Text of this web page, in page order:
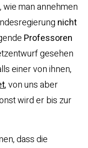
wie man annehmen
nicht
Professoren
gesehen
einer von ihnen,
, von uns aber
wird er bis zur
dass die